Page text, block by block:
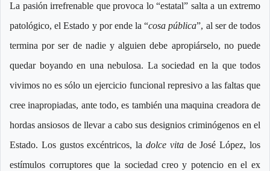
La pasión irrefrenable que provoca lo “estatal” salta a un extremo
patológico, el Estado y por ende la “cosa pública”, al ser de todos
termina por ser de nadie y alguien debe apropiárselo, no puede
quedar boyando en una nebulosa. La sociedad en la que todos
vivimos no es sólo un ejercicio funcional represivo a las faltas que
cree inapropiadas, ante todo, es también una maquina creadora de
hordas ansiosos de llevar a cabo sus designios criminógenos en el
Estado. Los gustos excéntricos, la dolce vitade José López, los
estímulos corruptores que la sociedad creo y potencio en el ex